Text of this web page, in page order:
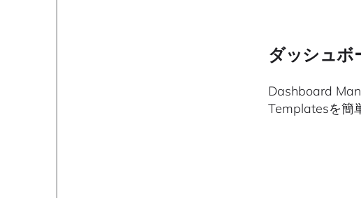
ダッシュボ
Dashboard
Templatesを簡